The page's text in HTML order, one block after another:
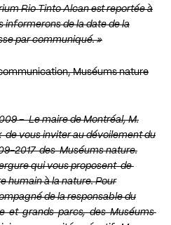
Rio Tinto Alcan est reportée à
informerons de la date de la
par communiqué. »
Muséums nature
– Le maire de Montréal, M.
de vous inviter au dévoilement du
2017 des Muséums nature.
qui vous proposent de
humain à la nature. Pour
de la responsable du
et grands parcs, des Muséums